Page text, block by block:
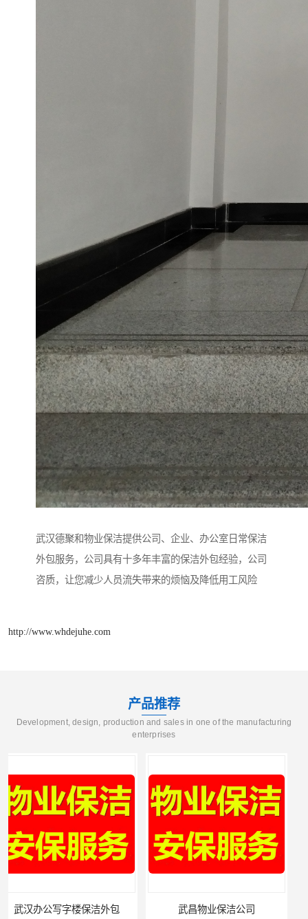
武汉德聚和物业保洁提供公司、企业、办公室日常保洁
外包服务，公司具有十多年丰富的保洁外包经验，公司
咨质，让您减少人员流失带来的烦恼及降低用工风险
http://www.whdejuhe.com
产品推荐
Development, design, production and sales in one of the manufacturing
enterprises
武昌物业保洁公司 武昌专业物业保洁